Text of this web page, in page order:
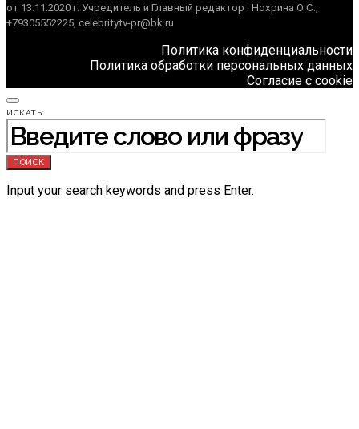
от 13.11.2020 г. Учредитель и Главный редактор : Нохрина О.С.,
+79305552225, celebritytv-pr@bk.ru
Политика конфиденциальности
Политика обработки персональных данных
Согласие с cookie
ИСКАТЬ:
ПОИСК
Input your search keywords and press Enter.